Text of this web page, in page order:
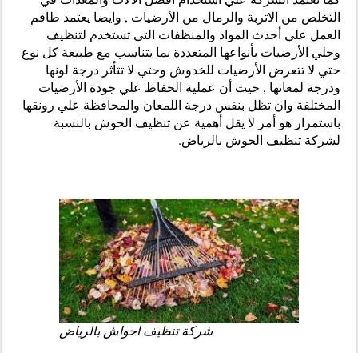
التخلص من الاتربة والرمال من الأرضيات , وايضا يعتمد طاقم
العمل علي أحدث المواد والمنظفات التي تستخدم لتنظيف
وجلي الأرضيات بأنواعها المتعددة بما يتناسب مع طبيعة كل نوع
حتي لا تتعرض الأرضيات للخدوش وحتي لا تتأثر درجة لونها
ودرجة لمعانها , حيث أن عملية الحفاظ علي جودة الأرضيات
المختلفة وان تظل بنفس درجة اللمعان والمحافظة علي رونقها
باستمرار هو أمر لا يقل أهمية عن تنظيف الحوش بالنسبة
لشركة تنظيف الحوش بالرياض.
شركة تنظيف احواش بالرياض